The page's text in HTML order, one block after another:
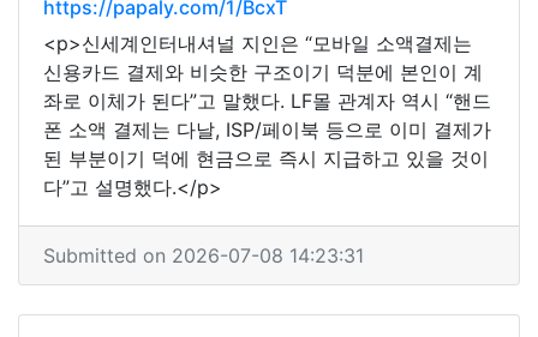
https://papaly.com/1/BcxT
<p>신세계인터내셔널 지인은 “모바일 소액결제는
신용카드 결제와 비슷한 구조이기 덕분에 본인이 계
좌로 이체가 된다”고 말했다. LF몰 관계자 역시 “핸드
폰 소액 결제는 다날, ISP/페이북 등으로 이미 결제가
된 부분이기 덕에 현금으로 즉시 지급하고 있을 것이
다”고 설명했다.</p>
Submitted on 2026-07-08 14:23:31